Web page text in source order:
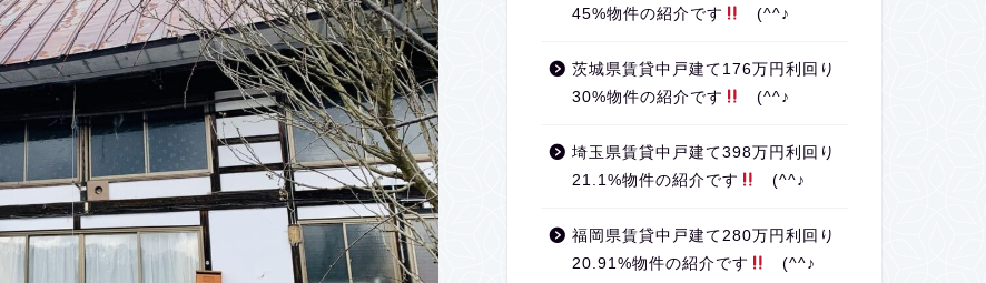
45%物件の紹介です
(^^♪
茨城県賃貸中戸建て176万円利回り
30%物件の紹介です
(^^♪
埼玉県賃貸中戸建て398万円利回り
21.1%物件の紹介です
(^^♪
福岡県賃貸中戸建て280万円利回り
20.91%物件の紹介です
(^^♪